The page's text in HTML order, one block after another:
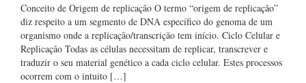
Conceito de Origem de replicação O termo “origem de replicação”
diz respeito a um segmento de DNA específico do genoma de um
organismo onde a replicação/transcrição tem início. Ciclo Celular e
Replicação Todas as células necessitam de replicar, transcrever e
traduzir o seu material genético a cada ciclo celular. Estes processos
ocorrem com o intuito […]